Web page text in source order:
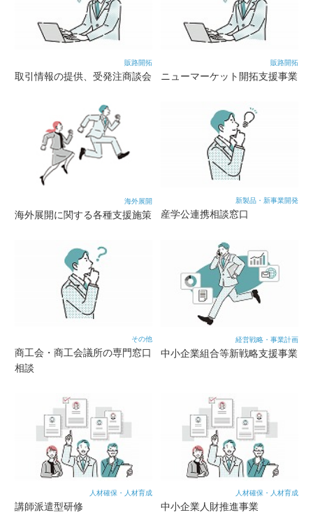
販路開拓
取引情報の提供、受発注商談会
販路開拓
ニューマーケット開拓支援事業
海外展開
海外展開に関する各種支援施策
新製品・新事業開発
産学公連携相談窓口
その他
商工会・商工会議所の専門窓口
相談
経営戦略・事業計画
中小企業組合等新戦略支援事業
人材確保・人材育成
講師派遣型研修
人材確保・人材育成
中小企業人財推進事業